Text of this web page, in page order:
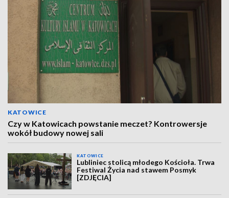
KATOWICE
Czy w Katowicach powstanie meczet? Kontrowersje
wokół budowy nowej sali
KATOWICE
Lubliniec stolicą młodego Kościoła. Trwa
Festiwal Życia nad stawem Posmyk
[ZDJĘCIA]